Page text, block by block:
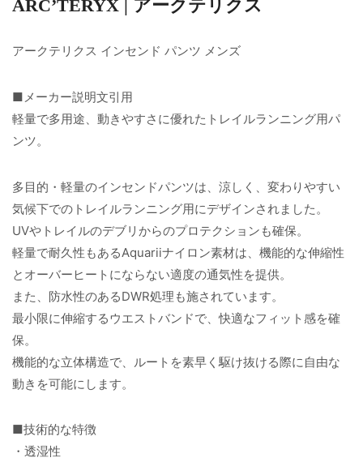
ARC’TERYX | アークテリクス
アークテリクス インセンド パンツ メンズ
■メーカー説明文引用
軽量で多用途、動きやすさに優れたトレイルランニング用パ
ンツ。
多目的・軽量のインセンドパンツは、涼しく、変わりやすい
気候下でのトレイルランニング用にデザインされました。
UVやトレイルのデブリからのプロテクションも確保。
軽量で耐久性もあるAquariiナイロン素材は、機能的な伸縮性
とオーバーヒートにならない適度の通気性を提供。
また、防水性のあるDWR処理も施されています。
最小限に伸縮するウエストバンドで、快適なフィット感を確
保。
機能的な立体構造で、ルートを素早く駆け抜ける際に自由な
動きを可能にします。
■技術的な特徴
・透湿性